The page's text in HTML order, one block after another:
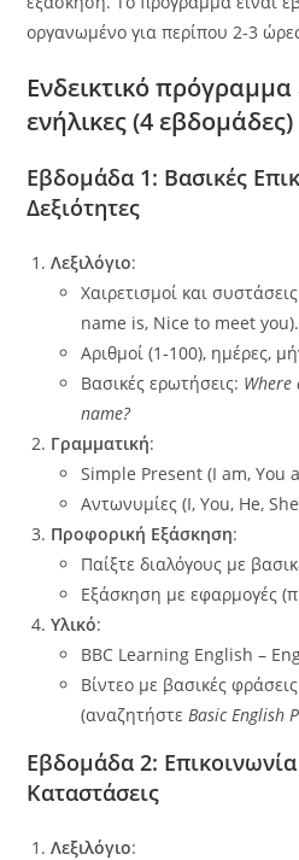
οργανωμένο για περίπου 2-3
Ενδεικτικό
ενήλικες (4 εβδομάδες)
Εβδομάδα 1: Βασικές
Δεξιότητες
Λεξιλόγιο:
Χαιρετισμοί και
name is, Nice to meet you).
Αριθμοί (1-100), ημέρες,
Βασικές ερωτήσεις: Where
name?
Γραμματική:
Simple Present (I am, You
Αντωνυμίες (I, You, He,
Προφορική Εξάσκηση:
Παίξτε διαλόγους με
Εξάσκηση με εφαρμογές
Υλικό:
BBC Learning English –
Βίντεο με βασικές
(αναζητήστεBasic English
Εβδομάδα 2:
Καταστάσεις
Λεξιλόγιο: